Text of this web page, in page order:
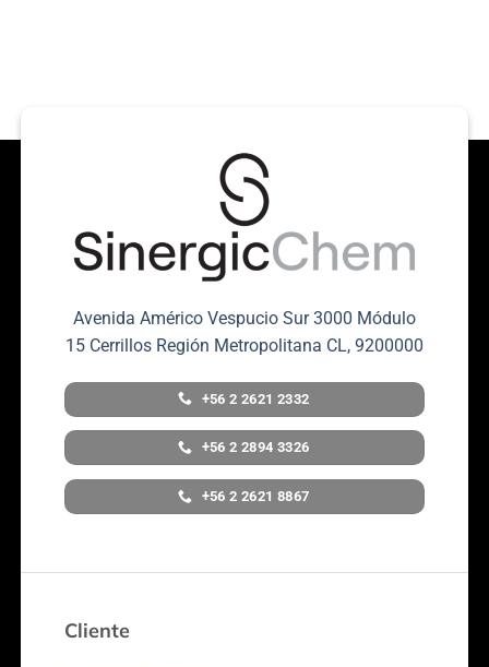
Avenida Américo Vespucio Sur 3000 Módulo
15 Cerrillos Región Metropolitana CL, 9200000
+56 2 2621 2332
+56 2 2894 3326
+56 2 2621 8867
Cliente